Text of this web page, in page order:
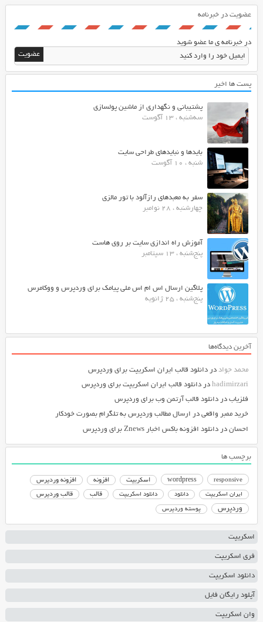
عضویت در خبرنامه
در خبرنامه ی ما عضو شوید
پست ها اخیر
پشتیبانی و نگهداری از ماشین پولسازی
سه‌شنبه ، 13 آگوست
بایدها و نبایدهای طراحی سایت
شنبه ، 10 آگوست
سفر به معبدهای رازآلود با تور مالزی
چهارشنبه ، 28 نوامبر
آموزش راه اندازی سایت بر روی هاست
پنج‌شنبه ، 13 سپتامبر
پلاگین ارسال اس ام اس ملی پیامک برای وردپرس و ووکامرس
پنج‌شنبه ، 25 ژانویه
آخرین دیدگاه‌ها
محمد جواددر دانلود قالب ایران اسکریپت برای وردپرس
hadimirzariدر دانلود قالب ایران اسکریپت برای وردپرس
فلزیابدر دانلود قالب آرتمن وب برای وردپرس
خرید ممبر واقعیدر ارسال مطالب وردپرس به تلگرام بصورت خودکار
احساندر دانلود افزونه باکس اخبار Znews برای وردپرس
برچسب ها
responsive
wordpress اسکریپت افزونه افزونه وردپرس
ایران اسکریپت دانلود دانلود اسکریپت قالب قالب وردپرس
وردپرس پوسته وردپرس
اسکریپت
فری اسکریپت
دانلود اسکریپت
آپلود رایگان فایل
وان اسکریپت